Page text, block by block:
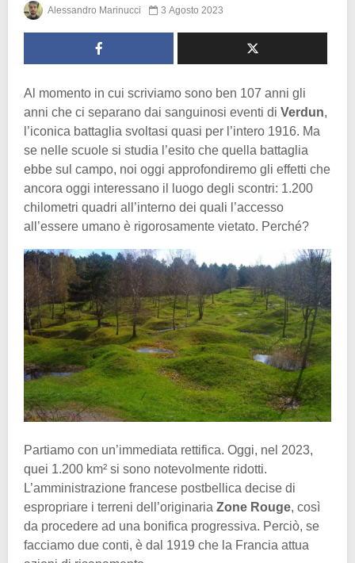
Alessandro Marinucci 3 Agosto 2023
Al momento in cui scriviamo sono ben 107 anni gli
anni che ci separano dai sanguinosi eventi di Verdun,
l’iconica battaglia svoltasi quasi per l’intero 1916. Ma
se nelle scuole si studia l’esito che quella battaglia
ebbe sul campo, noi oggi approfondiremo gli effetti che
ancora oggi interessano il luogo degli scontri: 1.200
chilometri quadri all’interno dei quali l’accesso
all’essere umano è rigorosamente vietato. Perché?
Partiamo con un’immediata rettifica. Oggi, nel 2023,
quei 1.200 km² si sono notevolmente ridotti.
L’amministrazione francese postbellica decise di
espropriare i terreni dell’originaria Zone Rouge, così
da procedere ad una bonifica progressiva. Perciò, se
facciamo due conti, è dal 1919 che la Francia attua